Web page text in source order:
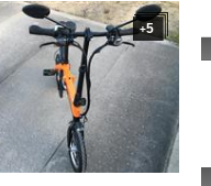
+5